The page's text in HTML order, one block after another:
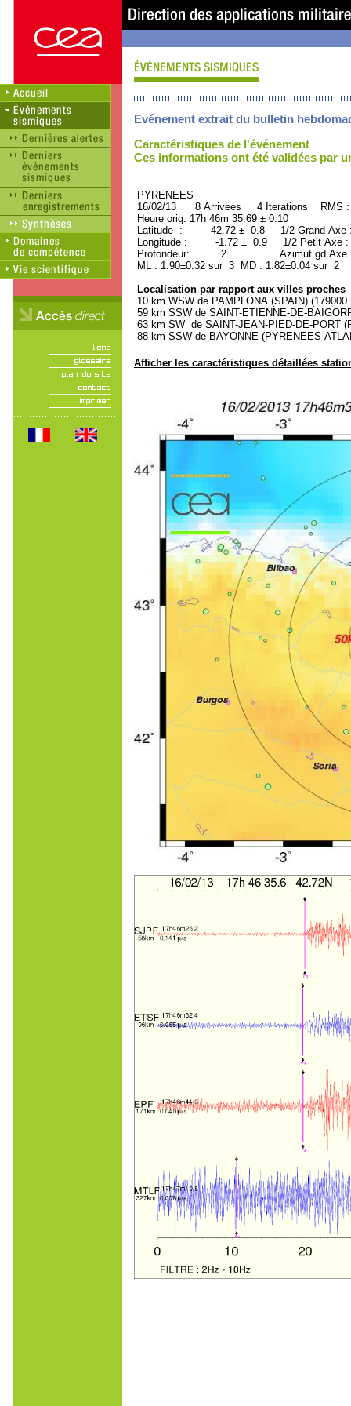
Evénement extrait du bulletin
Caractéristiques de l'événement
Ces informations ont été validées par
PYRENEES ORID :
16/02/13 8 Arrivees 4 Iterations RMS
Heure orig: 17h 46m 35.69 ± 0.10
Latitude : 42.72 ± 0.8 1/2 Grand
Longitude : -1.72 ± 0.9 1/2 Petit Axe
Profondeur: 2. Azimut gd Axe :
ML : 1.90±0.32 sur 3 MD : 1.82±0.04 sur 2
Localisation par rapport aux villes proches
10 km WSW de PAMPLONA (SPAIN) (179000
59 km SSW de SAINT-ETIENNE-DE-
63 km SW de SAINT-JEAN-PIED-DE-PORT
88 km SSW de BAYONNE (PYRENEES-
Afficher les caractéristiques détaillées